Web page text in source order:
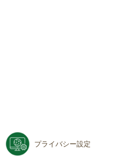
プライバシー設定